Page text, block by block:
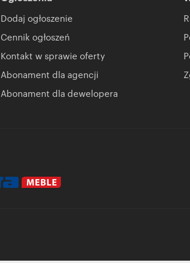
Dodaj ogłoszenie
Cennik ogłoszeń
Kontakt w sprawie oferty
Abonament dla agencji
Abonament dla dewelopera